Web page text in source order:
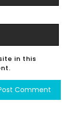
in this